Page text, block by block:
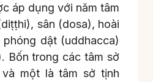
áp dụng với năm tâm
sân (dosa), hoài
dật (uddhacca)
Bốn trong các tâm sở
một là tâm sở tịnh